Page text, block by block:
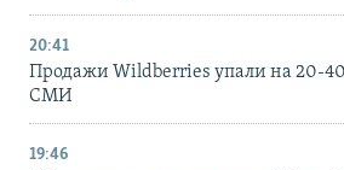
20:41
Продажи Wildberries упали на 20-
СМИ
19:46